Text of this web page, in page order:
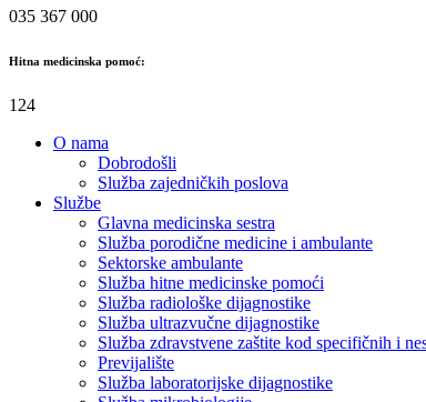
035 367 000
Hitna medicinska pomoć:
124
O nama
Dobrodošli
Služba zajedničkih poslova
Službe
Glavna medicinska sestra
Služba porodične medicine i ambulante
Sektorske ambulante
Služba hitne medicinske pomoći
Služba radiološke dijagnostike
Služba ultrazvučne dijagnostike
Služba zdravstvene zaštite kod specifičnih i
Previjalište
Služba laboratorijske dijagnostike